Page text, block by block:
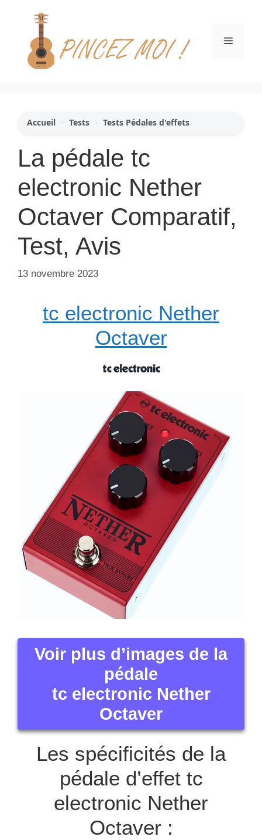
contenu
Menu
Accueil - Tests - Tests Pédales d'effets
La pédale tc
electronic Nether
Octaver Comparatif,
Test, Avis
13 novembre 2023
tc electronic Nether
Octaver
Voir plus d’images de la
pédale
tc electronic Nether
Octaver
Les spécificités de la
pédale d’effet tc
electronic Nether
Octaver :